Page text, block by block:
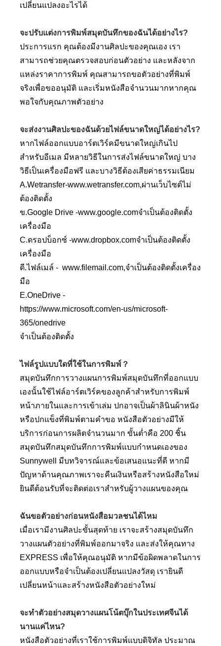
เปลี่ยนแปลงอะไรได้
จะปรับแต่งการพิมพ์สมุดบันทึกของฉันได้อย่างไร?
ประการแรก คุณต้องมีงานศิลปะของคุณเอง เรา
สามารถช่วยคุณตรวจสอบก่อนตัวอย่าง และหลังจาก
แหล่งราคาการพิมพ์ คุณสามารถขอตัวอย่างที่พิมพ์
จริงเพื่อขออนุมัติ และเริ่มหนังสือจำนวนมากหากคุณ
พอใจกับคุณภาพตัวอย่าง
จะส่งงานศิลปะของฉันด้วยไฟล์ขนาดใหญ่ได้อย่างไร?
หากไฟล์ออกแบบอาร์ตเวิร์คมีขนาดใหญ่เกินไป
สำหรับอีเมล มีหลายวิธีในการส่งไฟล์ขนาดใหญ่ บาง
วิธีเป็นเครื่องมือฟรี และบางวิธีต้องเสียค่าธรรมเนียม
A.Wetransfer-www.wetransfer.com,ผ่านเว็บไซต์ไม่
ต้องติดตั้ง
ข.Google Drive -www.google.comจำเป็นต้องติดตั้ง
เครื่องมือ
C.ดรอปบ็อกซ์ -www.dropbox.comจำเป็นต้องติดตั้ง
เครื่องมือ
ดี.ไฟล์เมล์ -www.filemail.com,จำเป็นต้องติดตั้งเครื่อง
มือ
E.OneDrive -
https://www.microsoft.com/en-us/microsoft-
365/onedrive
จำเป็นต้องติดตั้ง
ไฟล์รูปแบบใดที่ใช้ในการพิมพ์？
สมุดบันทึกการวางแผนการพิมพ์สมุดบันทึกที่ออกแบบ
เองนั้นใช้ไฟล์อาร์ตเวิร์คของลูกค้าสำหรับการพิมพ์
หน้าภายในและการเข้าเล่ม ปกอาจเป็นผ้าลินินผ้าหนัง
หรือปกแข็งที่พิมพ์ตามคำขอ หนังสือตัวอย่างมีให้
บริการก่อนการผลิตจำนวนมาก ขั้นต่ำคือ 200 ชิ้น
สมุดบันทึกสมุดบันทึกการพิมพ์แบบกำหนดเองของ
Sunnywell มีบทวิจารณ์และข้อเสนอแนะที่ดี หากมี
ปัญหาด้านคุณภาพเราจะคืนเงินหรือสร้างหนังสือใหม่
ยินดีต้อนรับที่จะติดต่อเราสำหรับผู้วางแผนของคุณ
ฉันขอตัวอย่างก่อนหนังสือมวลชนได้ไหม
เมื่อเรามีงานศิลปะขั้นสุดท้าย เราจะสร้างสมุดบันทึก
วางแผนตัวอย่างที่พิมพ์ออกมาจริง และส่งให้คุณทาง
EXPRESS เพื่อให้คุณอนุมัติ หากมีข้อผิดพลาดในการ
ออกแบบหรือจำเป็นต้องเปลี่ยนแปลงวัสดุ เรายินดี
เปลี่ยนหน้าและสร้างหนังสือตัวอย่างใหม่
จะทำตัวอย่างสมุดวางแผนโน้ตบุ๊กในประเทศจีนได้
นานแค่ไหน?
หนังสือตัวอย่างที่เราใช้การพิมพ์แบบดิจิทัล ประมาณ